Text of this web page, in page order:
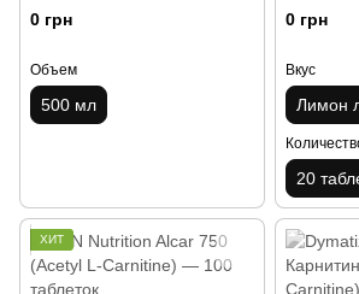
+Chrome, 500 мл
0 грн
Объем
500 мл
mg, 20
0 грн
Вкус
Лимон
20
ХИТ